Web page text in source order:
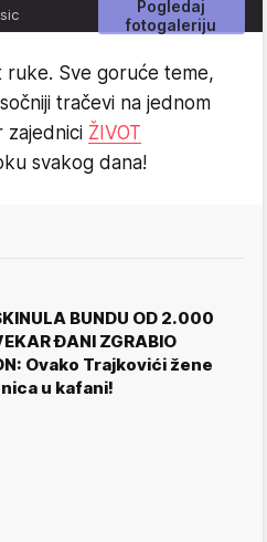
Pogledaj
fotogaleriju
Sve goruće teme,
tračevi na jednom
zajednici ŽIVOT
svakog dana!
BUNDU OD 2.000
ĐANI ZGRABIO
Ovako Trajkovići žene
u kafani!